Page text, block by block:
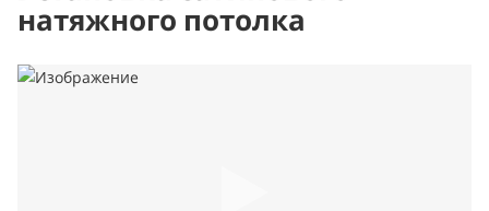
натяжного потолка